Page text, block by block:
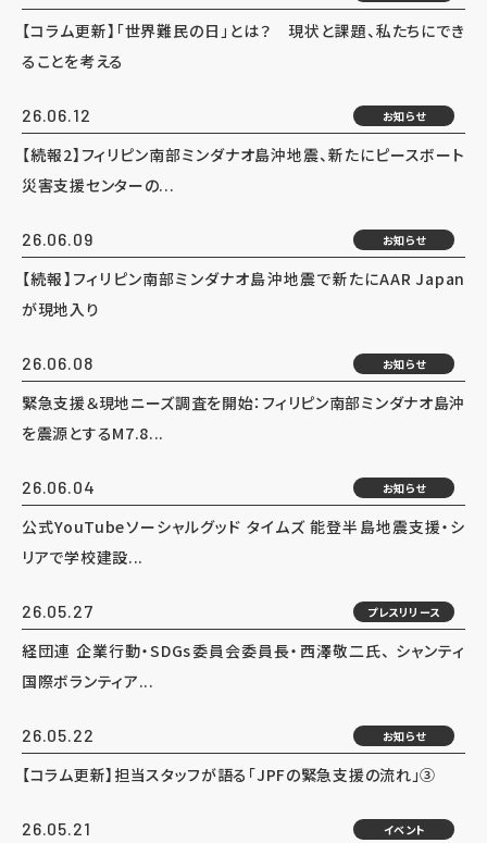
【コラム更新】「世界難民の日」とは？ 現状と課題、私たちにでき
ることを考える
26.06.12 お知らせ
【続報2】フィリピン南部ミンダナオ島沖地震、新たにピースボート
災害支援センターの...
26.06.09 お知らせ
【続報】フィリピン南部ミンダナオ島沖地震で新たにAAR Japan
が現地入り
26.06.08 お知らせ
緊急支援＆現地ニーズ調査を開始：フィリピン南部ミンダナオ島沖
を震源とするM7.8...
26.06.04 お知らせ
公式YouTubeソーシャルグッド タイムズ 能登半島地震支援・シ
リアで学校建設...
26.05.27 プレスリリース
経団連 企業行動・SDGs委員会委員長・西澤敬二氏、 シャンティ
国際ボランティア...
26.05.22 お知らせ
【コラム更新】担当スタッフが語る「JPFの緊急支援の流れ」③
26.05.21 イベント